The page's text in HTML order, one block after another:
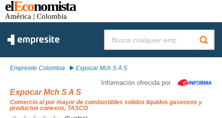
elEconomista
América | Colombia
Empresite Colombia Expocar Mch S A S
Información ofrecida por
Expocar Mch S A S
Comercio al por mayor de combustibles solidos liquidos gaseosos y
productos conexos, TASCO